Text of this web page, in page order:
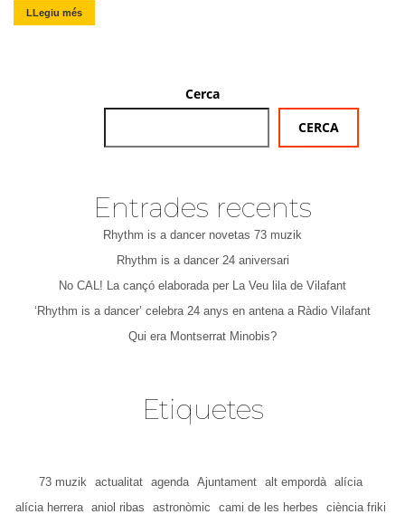
LLegiu més
Cerca
CERCA
Entrades recents
Rhythm is a dancer novetas 73 muzik
Rhythm is a dancer 24 aniversari
No CAL! La cançó elaborada per La Veu lila de Vilafant
‘Rhythm is a dancer’ celebra 24 anys en antena a Ràdio Vilafant
Qui era Montserrat Minobis?
Etiquetes
73 muzik actualitat agenda Ajuntament alt empordà
alícia
alícia herrera
aniol ribas astronòmic cami de les herbes
ciència friki